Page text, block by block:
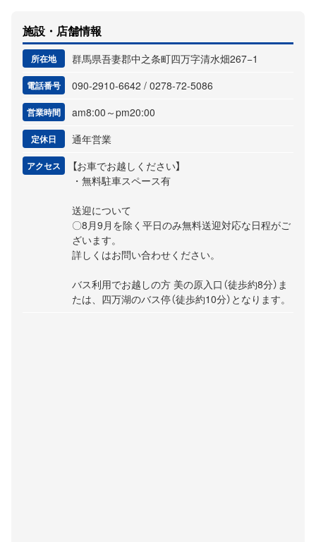
施設・店舗情報
所在地 群馬県吾妻郡中之条町四万字清水畑267−1
電話番号 090-2910-6642 / 0278-72-5086
営業時間 am8:00～pm20:00
定休日 通年営業
アクセス
【お車でお越しください】
・無料駐車スペース有
送迎について
〇8月9月を除く平日のみ無料送迎対応な日程がご
ざいます。
詳しくはお問い合わせください。
バス利用でお越しの方 美の原入口（徒歩約8分）ま
たは、四万湖のバス停（徒歩約10分）となります。